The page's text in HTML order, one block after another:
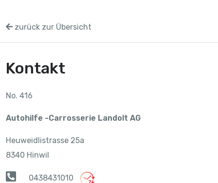
zurück zur Übersicht
Kontakt
No. 416
Autohilfe -Carrosserie Landolt AG
Heuweidlistrasse 25a
8340 Hinwil
0438431010